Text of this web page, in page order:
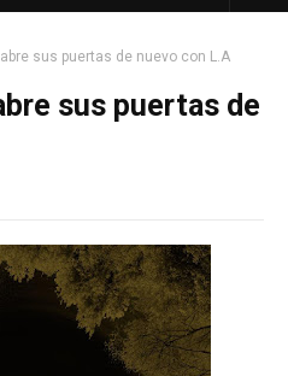
sus puertas de nuevo con L.A
sus puertas de